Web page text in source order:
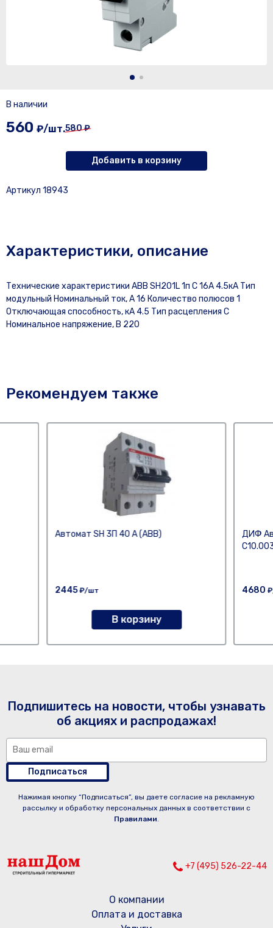
В наличии
560 ₽/шт.580 ₽
Добавить в корзину
Артикул 18943
Характеристики, описание
Технические характеристики ABB SH201L 1п C 16А 4.5кА Тип
модульный Номинальный ток, А 16 Количество полюсов 1
Отключающая способность, кА 4.5 Тип расцепления С
Номинальное напряжение, В 220
Рекомендуем также
Автомат SH 3П 40 А (АВВ)
2445₽/шт
В корзину
ДИФ
4680
Подпишитесь на новости, чтобы узнавать
об акциях и распродажах!
Подписаться
Нажимая кнопку “Подписаться”, вы даете согласие на рекламную
рассылку и обработку персональных данных в соответствии с
Правилами.
+7 (495) 526-22-44
О компании
Оплата и доставка